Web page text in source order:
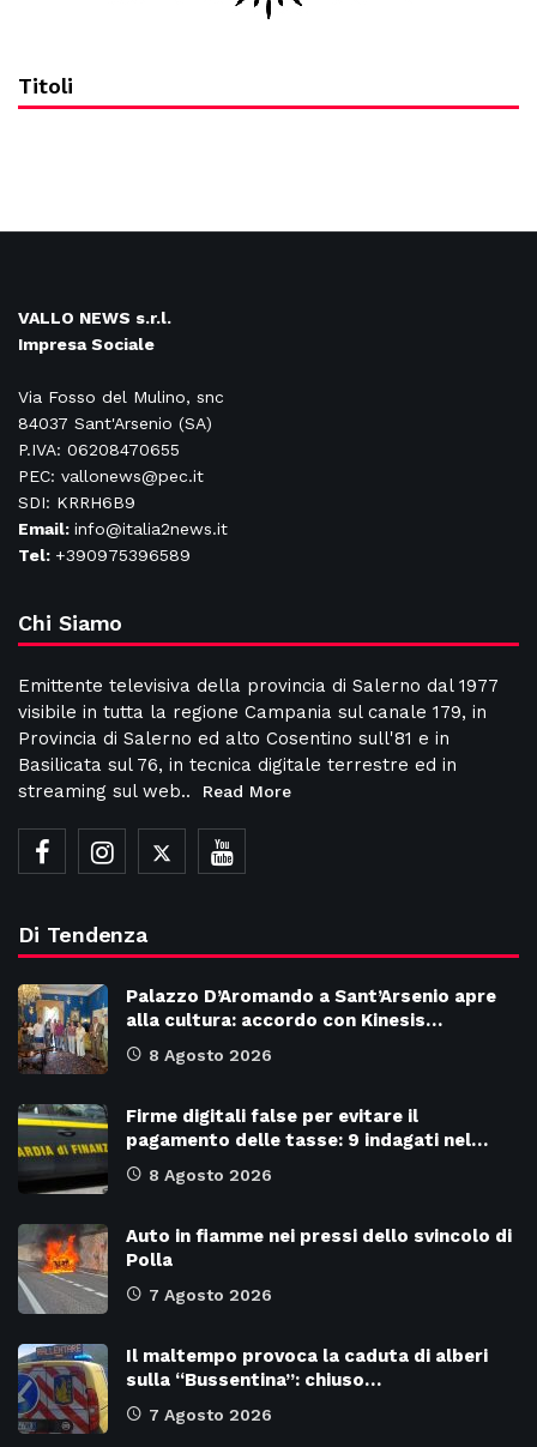
Titoli
VALLO NEWS s.r.l.
Impresa Sociale
Via Fosso del Mulino, snc
84037 Sant'Arsenio (SA)
P.IVA: 06208470655
PEC: vallonews@pec.it
SDI: KRRH6B9
Email: info@italia2news.it
Tel: +390975396589
Chi Siamo
Emittente televisiva della provincia di Salerno dal 1977
visibile in tutta la regione Campania sul canale 179, in
Provincia di Salerno ed alto Cosentino sull'81 e in
Basilicata sul 76, in tecnica digitale terrestre ed in
streaming sul web..
Read More
Di Tendenza
Palazzo D’Aromando a Sant’Arsenio apre
alla cultura: accordo con Kinesis…
8 Agosto 2026
Firme digitali false per evitare il
pagamento delle tasse: 9 indagati nel…
8 Agosto 2026
Auto in fiamme nei pressi dello svincolo di
Polla
7 Agosto 2026
Il maltempo provoca la caduta di alberi
sulla “Bussentina”: chiuso…
7 Agosto 2026